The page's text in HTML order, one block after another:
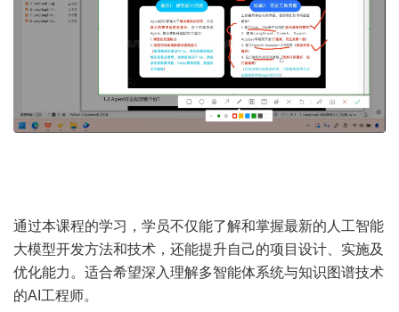
通过本课程的学习，学员不仅能了解和掌握最新的人工智能
大模型开发方法和技术，还能提升自己的项目设计、实施及
优化能力。适合希望深入理解多智能体系统与知识图谱技术
的AI工程师。